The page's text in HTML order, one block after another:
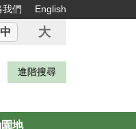
我們 English
中 大
地